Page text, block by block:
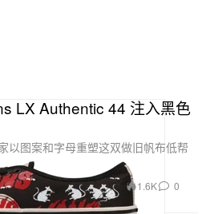
LX Authentic 44 注入黑色
以图案和字母重塑这双做旧帆布低帮
1.6K 0